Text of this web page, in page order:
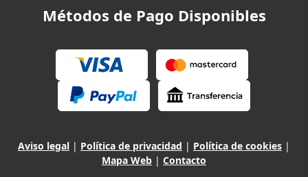
Métodos de Pago Disponibles
Aviso legal | Política de privacidad | Política de cookies |
Mapa Web | Contacto